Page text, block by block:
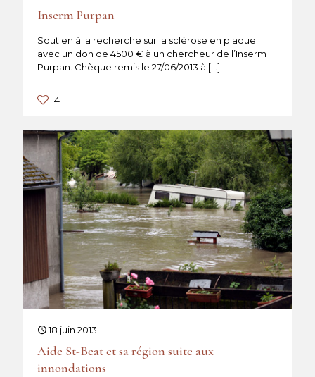
Inserm Purpan
Soutien à la recherche sur la sclérose en plaque
avec un don de 4500 € à un chercheur de l’Inserm
Purpan. Chèque remis le 27/06/2013 à […]
4
18 juin 2013
Aide St-Beat et sa région suite aux
innondations